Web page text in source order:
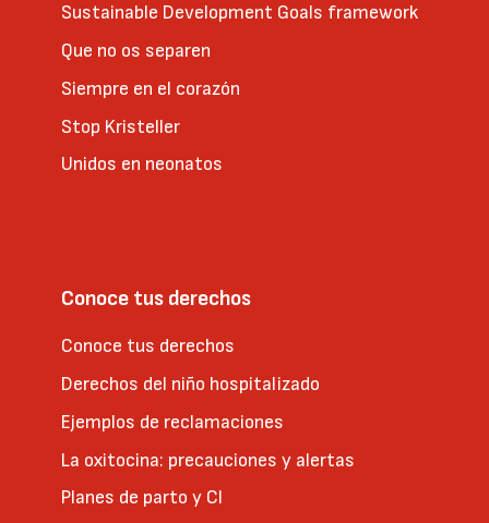
Sustainable Development Goals framework
Que no os separen
Siempre en el corazón
Stop Kristeller
Unidos en neonatos
Conoce tus derechos
Conoce tus derechos
Derechos del niño hospitalizado
Ejemplos de reclamaciones
La oxitocina: precauciones y alertas
Planes de parto y CI